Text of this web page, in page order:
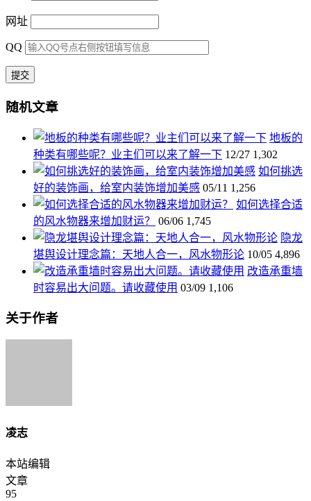
网址
QQ
随机文章
地板的
种类有哪些呢？业主们可以来了解一下 12/27 1,302
如何挑选
好的装饰画，给室内装饰增加美感 05/11 1,256
如何选择合适
的风水物器来增加财运？
06/06 1,745
隐龙
堪舆设计理念篇：天地人合一，风水物形论 10/05 4,896
改造承重墙
时容易出大问题。请收藏使用 03/09 1,106
关于作者
凌志
本站编辑
文章
95